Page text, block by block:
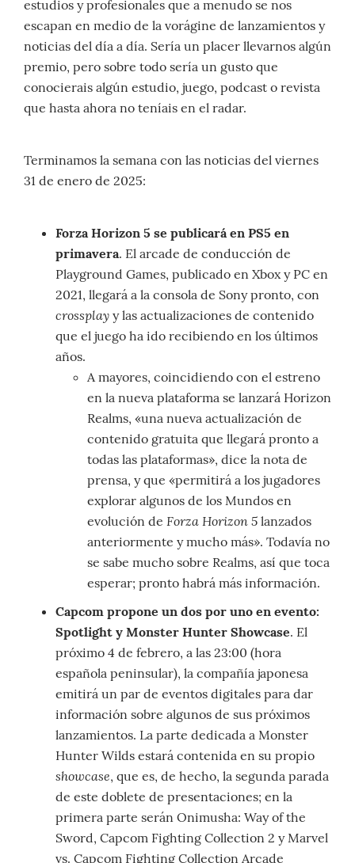
estudios y profesionales que a menudo se nos
escapan en medio de la vorágine de lanzamientos y
noticias del día a día. Sería un placer llevarnos algún
premio, pero sobre todo sería un gusto que
conocierais algún estudio, juego, podcast o revista
que hasta ahora no teníais en el radar.
Terminamos la semana con las noticias del viernes
31 de enero de 2025:
Forza Horizon 5 se publicará en PS5 en
primavera. El arcade de conducción de
Playground Games, publicado en Xbox y PC en
2021, llegará a la consola de Sony pronto, con
crossplay y las actualizaciones de contenido
que el juego ha ido recibiendo en los últimos
años.
A mayores, coincidiendo con el estreno
en la nueva plataforma se lanzará Horizon
Realms, «una nueva actualización de
contenido gratuita que llegará pronto a
todas las plataformas», dice la nota de
prensa, y que «permitirá a los jugadores
explorar algunos de los Mundos en
evolución de Forza Horizon 5 lanzados
anteriormente y mucho más». Todavía no
se sabe mucho sobre Realms, así que toca
esperar; pronto habrá más información.
Capcom propone un dos por uno en evento:
Spotlight y Monster Hunter Showcase. El
próximo 4 de febrero, a las 23:00 (hora
española peninsular), la compañía japonesa
emitirá un par de eventos digitales para dar
información sobre algunos de sus próximos
lanzamientos. La parte dedicada a Monster
Hunter Wilds estará contenida en su propio
showcase, que es, de hecho, la segunda parada
de este doblete de presentaciones; en la
primera parte serán Onimusha: Way of the
Sword, Capcom Fighting Collection 2 y Marvel
vs. Capcom Fighting Collection Arcade